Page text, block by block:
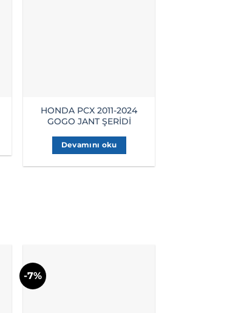
HONDA PCX 2011-2024
GOGO JANT ŞERİDİ
Devamını oku
-7%